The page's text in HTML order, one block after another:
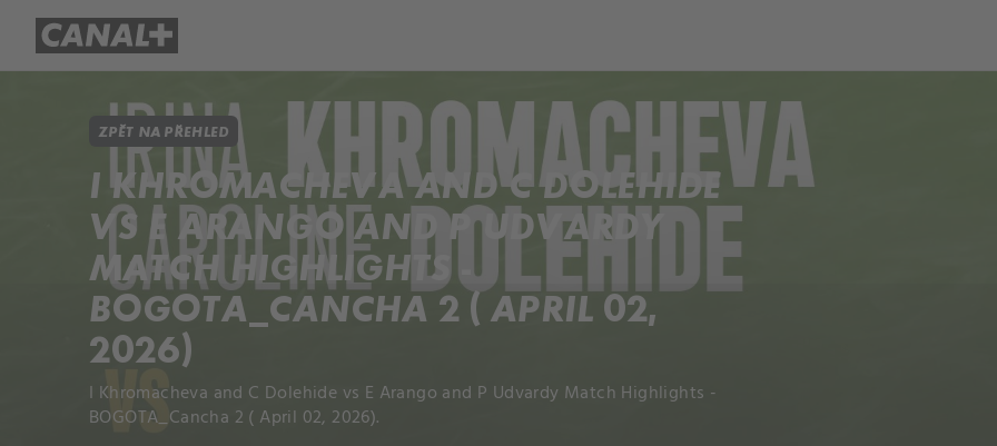
ZPĚT NA PŘEHLED
I KHROMACHEVA AND C DOLEHIDE
VS E ARANGO AND P UDVARDY
MATCH HIGHLIGHTS -
BOGOTA_CANCHA 2 ( APRIL 02,
2026)
I Khromacheva and C Dolehide vs E Arango and P Udvardy Match Highlights -
BOGOTA_Cancha 2 ( April 02, 2026).